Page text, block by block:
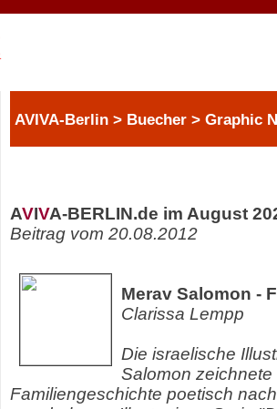
AVIVA-Berlin > Buecher > Graphic
AVIVA-BERLIN.de im August
Beitrag vom 20.08.2012
Merav Salomon -
Clarissa Lempp
Die israelische
Salomon
Familiengeschichte poetisch